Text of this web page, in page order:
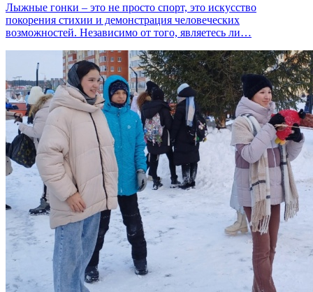
Лыжные гонки – это не просто спорт, это искусство
покорения стихии и демонстрация человеческих
возможностей. Независимо от того, являетесь ли…